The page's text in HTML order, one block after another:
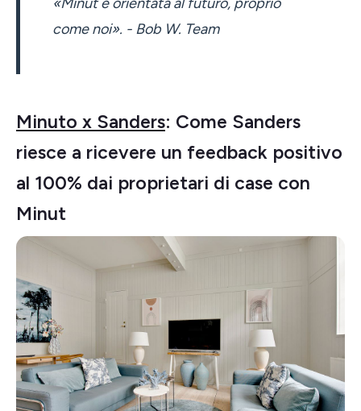
come noi». - Bob W. Team
Minuto x Sanders: Come Sanders
riesce a ricevere un feedback positivo
al 100% dai proprietari di case con
Minut